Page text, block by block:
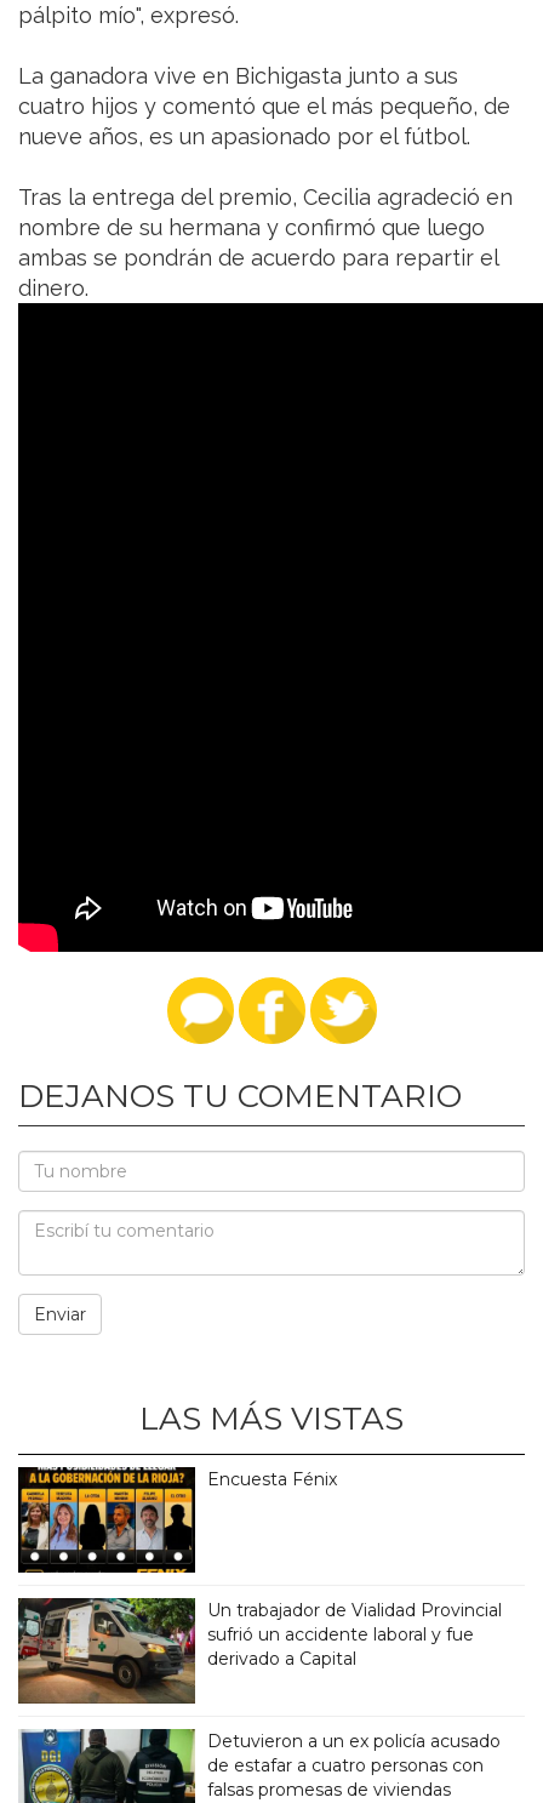
pálpito mío", expresó.
La ganadora vive en Bichigasta junto a sus
cuatro hijos y comentó que el más pequeño, de
nueve años, es un apasionado por el fútbol.
Tras la entrega del premio, Cecilia agradeció en
nombre de su hermana y confirmó que luego
ambas se pondrán de acuerdo para repartir el
dinero.
DEJANOS TU COMENTARIO
LAS MÁS VISTAS
Encuesta Fénix
Un trabajador de Vialidad Provincial
sufrió un accidente laboral y fue
derivado a Capital
Detuvieron a un ex policía acusado
de estafar a cuatro personas con
falsas promesas de viviendas